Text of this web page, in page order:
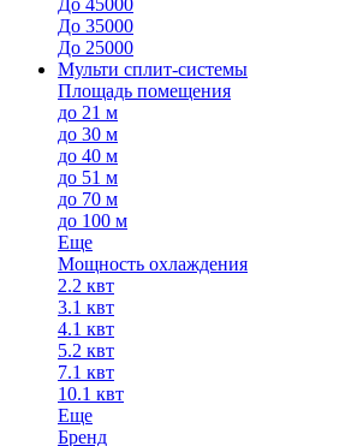
До 45000
До 35000
До 25000
Мульти сплит-системы
Площадь помещения
до 21 м
до 30 м
до 40 м
до 51 м
до 70 м
до 100 м
Еще
Мощность охлаждения
2.2 квт
3.1 квт
4.1 квт
5.2 квт
7.1 квт
10.1 квт
Еще
Бренд